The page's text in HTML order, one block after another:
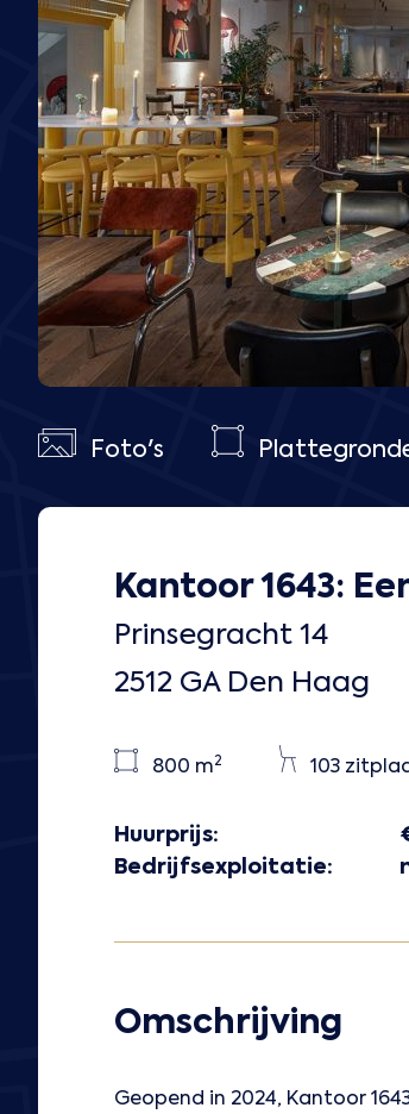
Foto's
Kantoor 1643:
Prinsegracht 14
2512 GA Den Haag
800 m2 103
Huurprijs:
Bedrijfsexploitatie:
Omschrijving
Geopend in 2024, Kantoor